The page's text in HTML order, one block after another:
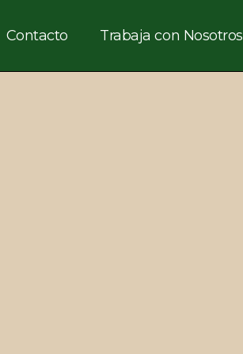
Contacto Trabaja con Nosotros
aquí